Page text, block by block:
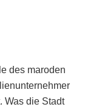
des maroden
Was die Stadt